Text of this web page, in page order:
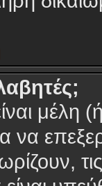
να